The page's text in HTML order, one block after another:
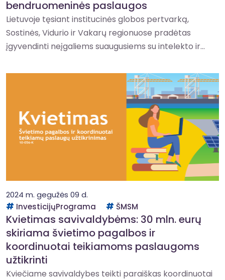
bendruomeninės paslaugos
Lietuvoje tęsiant institucinės globos pertvarką,
Sostinės, Vidurio ir Vakarų regionuose pradėtas
įgyvendinti neįgaliems suaugusiems su intelekto ir...
2024 m. gegužės 09 d.
InvesticijųPrograma
ŠMSM
Kvietimas savivaldybėms: 30 mln. eurų
skiriama švietimo pagalbos ir
koordinuotai teikiamoms paslaugoms
užtikrinti
Kviečiame savivaldybes teikti paraiškas koordinuotai